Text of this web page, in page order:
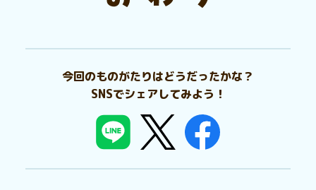
今回のものがたりはどうだったかな？
SNSでシェアしてみよう！